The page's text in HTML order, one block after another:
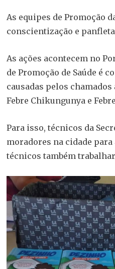
As equipes de Promoção
conscientização e
As ações acontecem no
de Promoção de Saúde é
causadas pelos
Febre Chikungunya e
Para isso, técnicos da
moradores na cidade
técnicos também